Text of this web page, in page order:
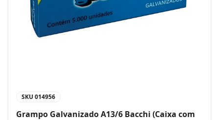
SKU 014956
Grampo Galvanizado A13/6 Bacchi (Caixa com